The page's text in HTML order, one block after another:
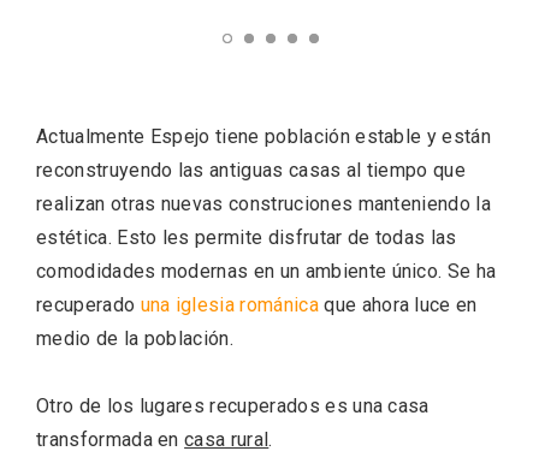
Actualmente Espejo tiene población estable y están
reconstruyendo las antiguas casas al tiempo que
realizan otras nuevas construciones manteniendo la
estética. Esto les permite disfrutar de todas las
comodidades modernas en un ambiente único. Se ha
recuperado una iglesia románicaque ahora luce en
medio de la población.
Otro de los lugares recuperados es una casa
transformada encasa rural.